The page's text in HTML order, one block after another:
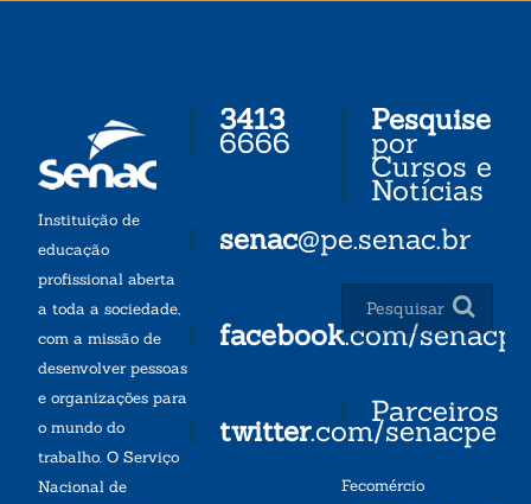
Instituição de
educação
profissional aberta
a toda a sociedade,
com a missão de
desenvolver pessoas
e organizações para
o mundo do
trabalho. O Serviço
Nacional de
3413
6666
senac@pe.senac.br
facebook.com/senacpe
twitter.com/senacpe
Pesquise
por
Cursos e
Notícias
Parceiros
Fecomércio